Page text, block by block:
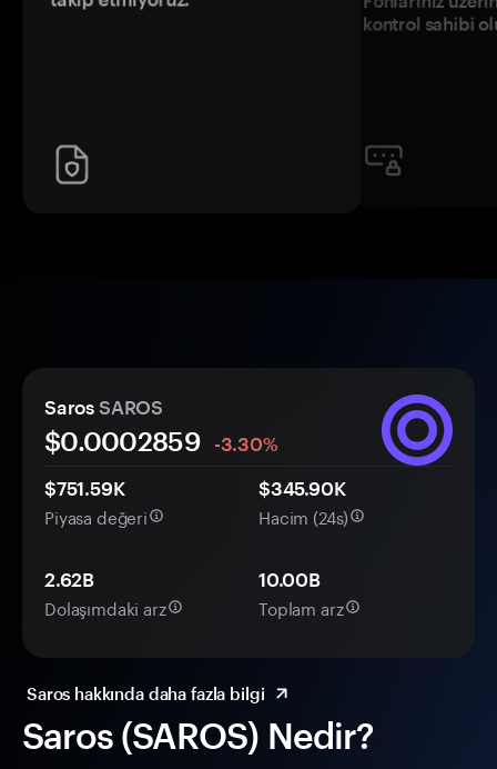
kontrol sahibi
Saros (SAROS) Nedir?
Saros SAROS
$0.0002859
-3.30%
$751.59K
Piyasa değeri
$345.90K
Hacim (24s)
2.62B
Dolaşımdaki arz
10.00B
Toplam arz
Saros hakkında daha fazla bilgi